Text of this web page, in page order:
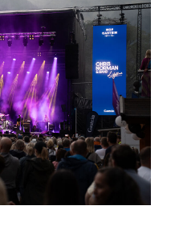
Gesundheit
Sommer
Winter
Yoga
Pressekontakt